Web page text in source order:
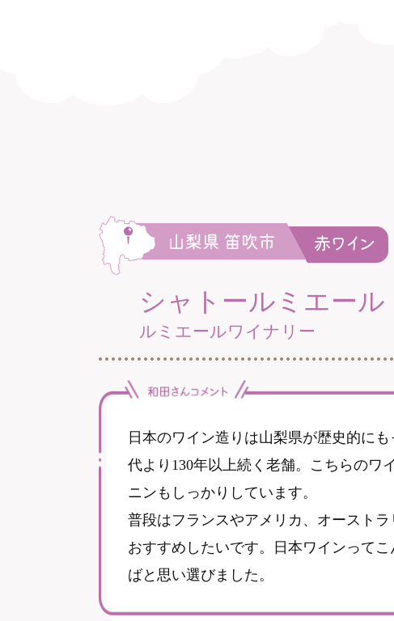
シャトールミエール
ルミエールワイナリー
日本のワイン造りは山梨県が歴史的に
代より130年以上続く老舗。こちらのワ
ニンもしっかりしています。
普段はフランスやアメリカ、オースト
おすすめしたいです。日本ワインって
ばと思い選びました。